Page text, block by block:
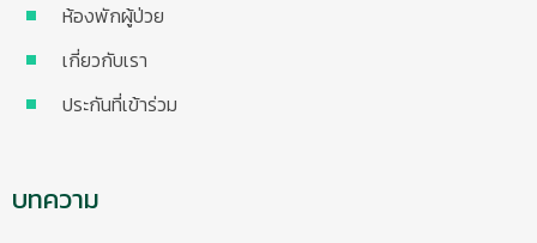
ห้องพักผู้ป่วย
เกี่ยวกับเรา
ประกันที่เข้าร่วม
บทความ